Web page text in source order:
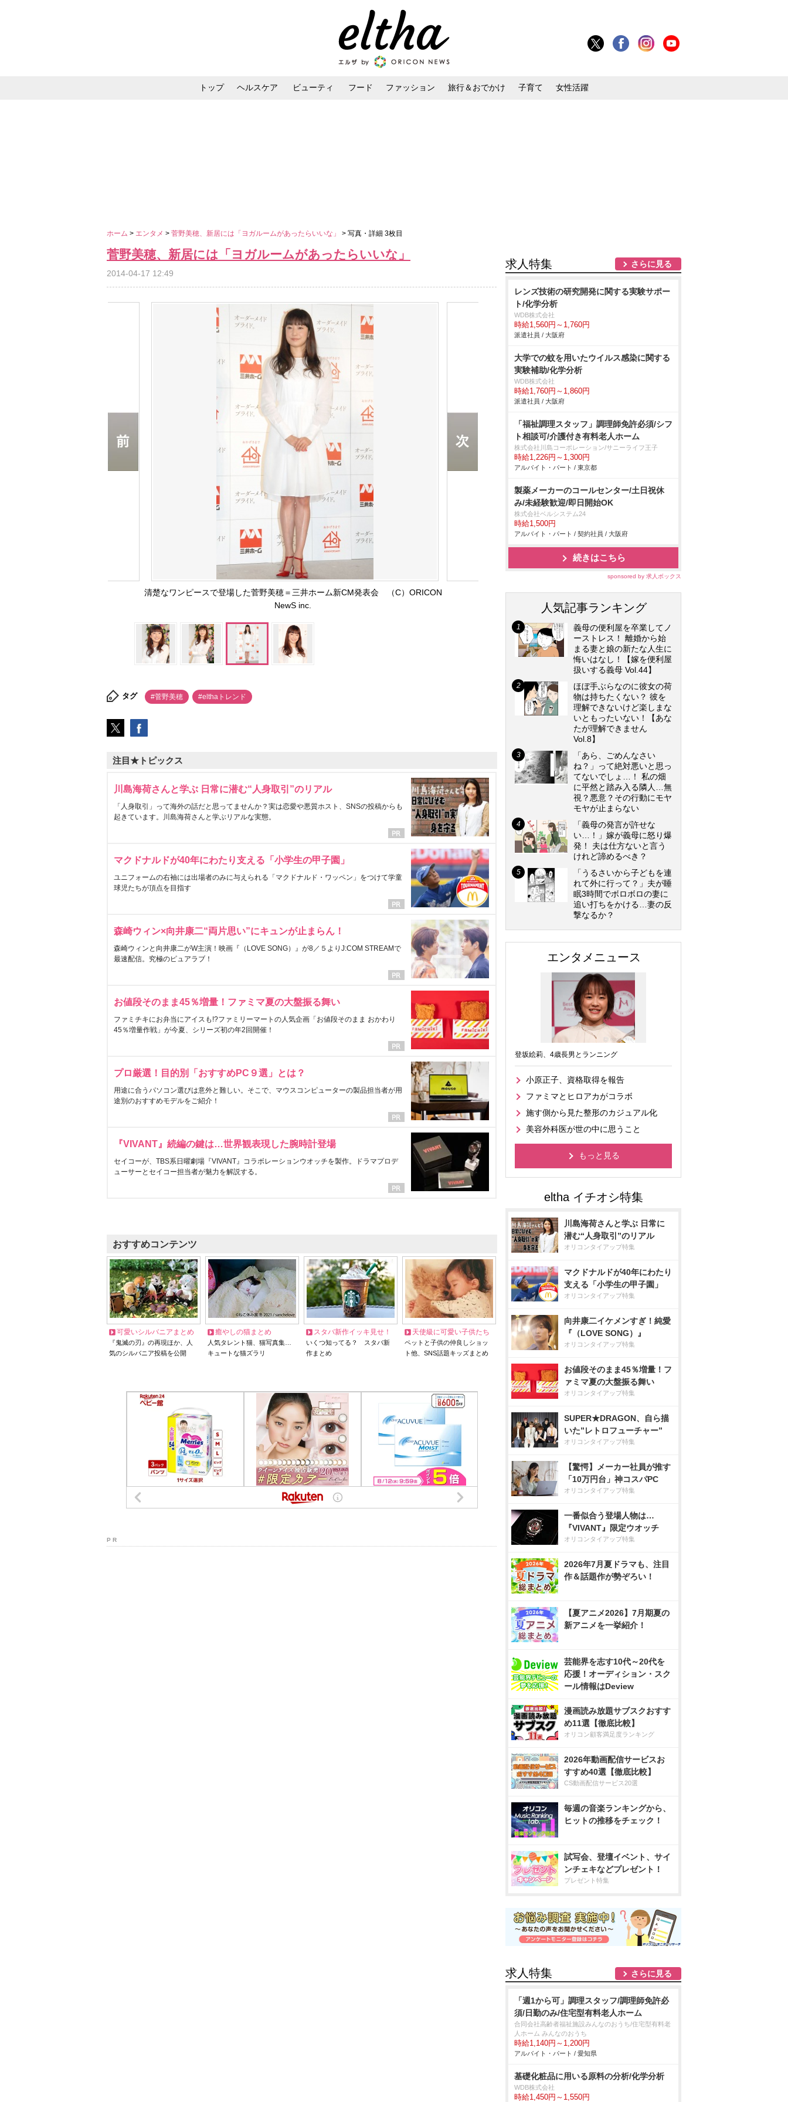
トップ ヘルスケア ビューティ フード ファッション 旅行＆おでかけ 子育て 女性活躍
ホーム > エンタメ > 菅野美穂、新居には「ヨガルームがあったらいいな」 > 写真・詳細 3枚目
菅野美穂、新居には「ヨガルームがあったらいいな」
2014-04-17 12:49
清楚なワンピースで登場した菅野美穂＝三井ホーム新CM発表会 （C）ORICON
NewS inc.
タグ #菅野美穂 #elthaトレンド
注目★トピックス
川島海荷さんと学ぶ 日常に潜む“人身取引”のリアル
「人身取引」って海外の話だと思ってませんか？実は恋愛や悪質ホスト、SNSの投稿からも
起きています。川島海荷さんと学ぶリアルな実態。
マクドナルドが40年にわたり支える「小学生の甲子園」
ユニフォームの右袖には出場者のみに与えられる「マクドナルド・ワッペン」をつけて学童
球児たちが頂点を目指す
森崎ウィン×向井康二“両片思い”にキュンが止まらん！
森崎ウィンと向井康二がW主演！映画『（LOVE SONG）』が8／５よりJ:COM STREAMで
最速配信。究極のピュアラブ！
お値段そのまま45％増量！ファミマ夏の大盤振る舞い
ファミチキにお弁当にアイスも!?ファミリーマートの人気企画「お値段そのまま おかわり
45％増量作戦」が今夏、シリーズ初の年2回開催！
プロ厳選！目的別「おすすめPC９選」とは？
用途に合うパソコン選びは意外と難しい。そこで、マウスコンピューターの製品担当者が用
途別のおすすめモデルをご紹介！
『VIVANT』続編の鍵は…世界観表現した腕時計登場
セイコーが、TBS系日曜劇場『VIVANT』コラボレーションウオッチを製作。ドラマプロデ
ューサーとセイコー担当者が魅力を解説する。
おすすめコンテンツ
可愛いシルバニアまとめ
『鬼滅の刃』の再現ほか、人
気のシルバニア投稿を公開
癒やしの猫まとめ
人気タレント猫、猫写真集…
キュートな猫ズラリ
スタバ新作イッキ見せ！
いくつ知ってる？ スタバ新
作まとめ
天使級に可愛い子供たち
ペットと子供の仲良しショッ
ト他、SNS話題キッズまとめ
P R
求人特集 さらに見る
レンズ技術の研究開発に関する実験サポー
ト/化学分析
WDB株式会社
時給1,560円～1,760円
派遣社員 / 大阪府
大学での蚊を用いたウイルス感染に関する
実験補助/化学分析
WDB株式会社
時給1,760円～1,860円
派遣社員 / 大阪府
「福祉調理スタッフ」調理師免許必須/シフ
ト相談可/介護付き有料老人ホーム
株式会社川島コーポレーション/サニーライフ王子
時給1,226円～1,300円
アルバイト・パート / 東京都
製薬メーカーのコールセンター/土日祝休
み/未経験歓迎/即日開始OK
株式会社ベルシステム24
時給1,500円
アルバイト・パート / 契約社員 / 大阪府
続きはこちら
sponsored by 求人ボックス
人気記事ランキング
義母の便利屋を卒業してノ
ーストレス！ 離婚から始
まる妻と娘の新たな人生に
悔いはなし！【嫁を便利屋
扱いする義母 Vol.44】
ほぼ手ぶらなのに彼女の荷
物は持ちたくない？ 彼を
理解できないけど楽しまな
いともったいない！【あな
たが理解できません
Vol.8】
「あら、ごめんなさい
ね？」って絶対悪いと思っ
てないでしょ…！ 私の畑
に平然と踏み入る隣人…無
視？悪意？その行動にモヤ
モヤが止まらない
「義母の発言が許せな
い…！」嫁が義母に怒り爆
発！ 夫は仕方ないと言う
けれど諦めるべき？
「うるさいから子どもを連
れて外に行って？」夫が睡
眠3時間でボロボロの妻に
追い打ちをかける…妻の反
撃なるか？
エンタメニュース
登坂絵莉、4歳長男とランニング
小原正子、資格取得を報告
ファミマとヒロアカがコラボ
施す側から見た整形のカジュアル化
美容外科医が世の中に思うこと
もっと見る
川島海荷さんと学ぶ 日常に
潜む“人身取引”のリアル
オリコンタイアップ特集
マクドナルドが40年にわたり
支える「小学生の甲子園」
オリコンタイアップ特集
向井康二イケメンすぎ！純愛
『（LOVE SONG）』
オリコンタイアップ特集
お値段そのまま45％増量！フ
ァミマ夏の大盤振る舞い
オリコンタイアップ特集
SUPER★DRAGON、自ら描
いた”レトロフューチャー”
オリコンタイアップ特集
【驚愕】メーカー社員が推す
「10万円台」神コスパPC
オリコンタイアップ特集
一番似合う登場人物は…
『VIVANT』限定ウオッチ
オリコンタイアップ特集
2026年7月夏ドラマも、注目
作＆話題作が勢ぞろい！
【夏アニメ2026】7月期夏の
新アニメを一挙紹介！
芸能界を志す10代～20代を
応援！オーディション・スク
ール情報はDeview
漫画読み放題サブスクおすす
め11選【徹底比較】
オリコン顧客満足度ランキング
2026年動画配信サービスお
すすめ40選【徹底比較】
CS動画配信サービス20選
毎週の音楽ランキングから、
ヒットの推移をチェック！
試写会、登壇イベント、サイ
ンチェキなどプレゼント！
プレゼント特集
求人特集 さらに見る
「週1から可」調理スタッフ/調理師免許必
須/日勤のみ/住宅型有料老人ホーム
合同会社高齢者福祉施設みんなのおうち/住宅型有料老
人ホーム みんなのおうち
時給1,140円～1,200円
アルバイト・パート / 愛知県
基礎化粧品に用いる原料の分析/化学分析
WDB株式会社
時給1,450円～1,550円